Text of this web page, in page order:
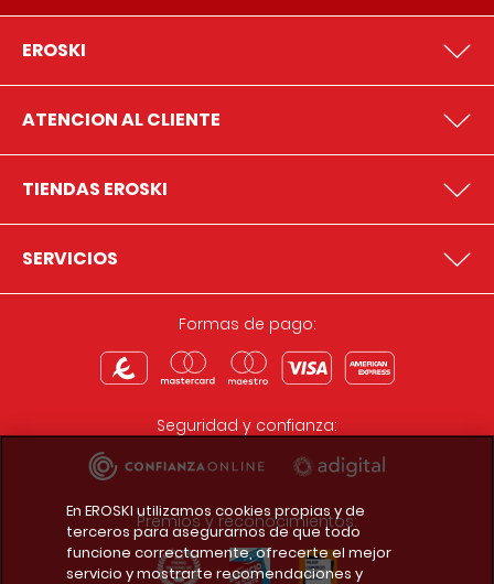
EROSKI
ATENCION AL CLIENTE
TIENDAS EROSKI
SERVICIOS
Formas de pago:
Seguridad y confianza:
Premios y reconocimientos:
En EROSKI utilizamos cookies propias y de
terceros para asegurarnos de que todo
funcione correctamente, ofrecerte el mejor
servicio y mostrarte recomendaciones y